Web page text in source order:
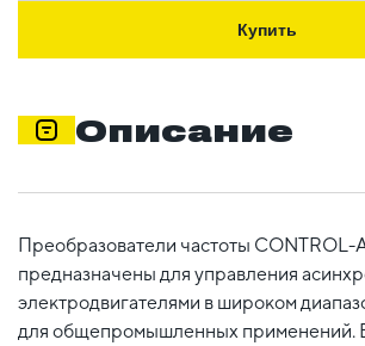
Купить
Описание
Преобразователи частоты CONTROL-
предназначены для управления
электродвигателями в широком
для общепромышленных применений.